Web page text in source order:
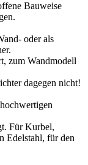
Bauweise
oder als
zum Wandmodell
dagegen nicht!
Für Kurbel,
Edelstahl, für den